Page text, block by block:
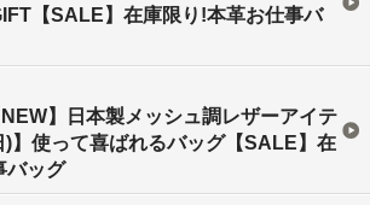
【SALE】在庫限り!本革お仕事バ
】日本製メッシュ調レザーアイテ
)】使って喜ばれるバッグ【SALE】在
バッグ